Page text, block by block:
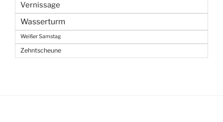
Vernissage
Wasserturm
Weißer Samstag
Zehntscheune